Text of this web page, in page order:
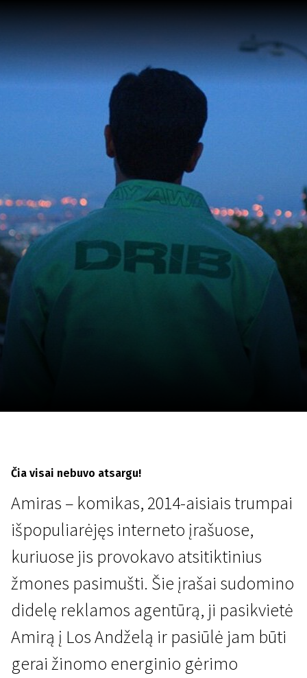
Čia visai nebuvo atsargu!
Amiras – komikas, 2014-aisiais trumpai
išpopuliarėjęs interneto įrašuose,
kuriuose jis provokavo atsitiktinius
žmones pasimušti. Šie įrašai sudomino
didelę reklamos agentūrą, ji pasikvietė
Amirą į Los Andželą ir pasiūlė jam būti
gerai žinomo energinio gėrimo